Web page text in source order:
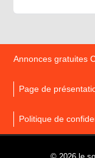
Annonces gratuites
Page de
Politique de